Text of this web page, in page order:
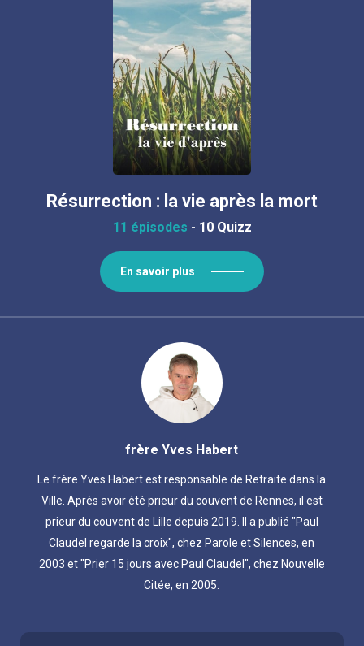
Résurrection : la vie après la mort
11 épisodes - 10 Quizz
En savoir plus
frère Yves Habert
Le frère Yves Habert est responsable de Retraite dans la
Ville. Après avoir été prieur du couvent de Rennes, il est
prieur du couvent de Lille depuis 2019. Il a publié "Paul
Claudel regarde la croix", chez Parole et Silences, en
2003 et "Prier 15 jours avec Paul Claudel", chez Nouvelle
Citée, en 2005.